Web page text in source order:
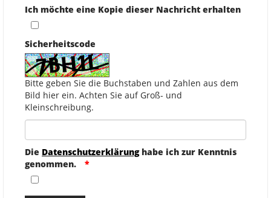
Ich möchte eine Kopie dieser Nachricht erhalten
Sicherheitscode
Bitte geben Sie die Buchstaben und Zahlen aus dem
Bild hier ein. Achten Sie auf Groß- und
Kleinschreibung.
Die Datenschutzerklärunghabe ich zur Kenntnis
genommen.